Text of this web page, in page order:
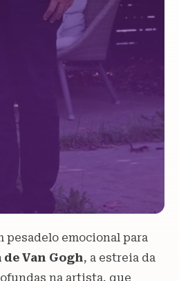
pesadelo emocional para
de Van Gogh, a estreia da
na artista, que